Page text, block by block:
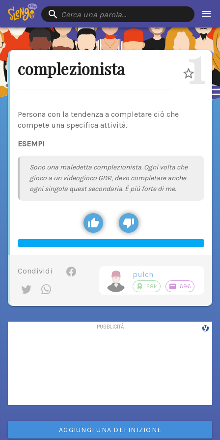
Cerca una parola…
complezionista 1
Persona con la tendenza a completare ciò che
compete una specifica attività.
ESEMPI
Sono una maledetta complezionista. Ogni volta che
gioco a un videogioco GDR, devo completare anche
ogni singola quest secondaria. È più forte di me.
Condividi pulch
28k 696
AGGIUNGI UNA DEFINIZIONE